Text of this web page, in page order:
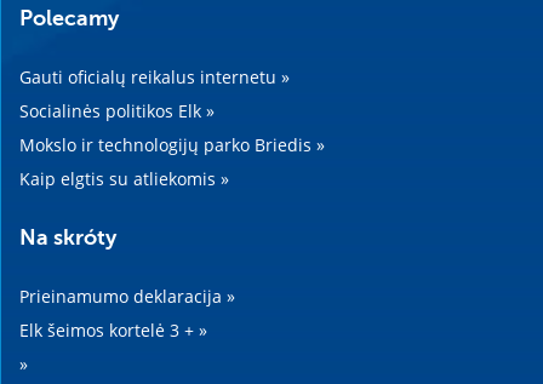
Polecamy
Gauti oficialų reikalus internetu »
Socialinės politikos Elk »
Mokslo ir technologijų parko Briedis »
Kaip elgtis su atliekomis »
Na skróty
Prieinamumo deklaracija »
Elk šeimos kortelė 3 + »
»